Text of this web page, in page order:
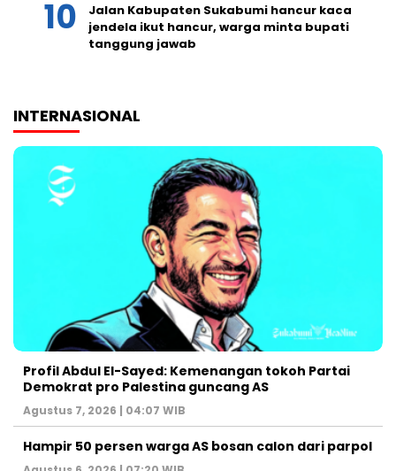
Jalan Kabupaten Sukabumi hancur kaca
jendela ikut hancur, warga minta bupati
tanggung jawab
INTERNASIONAL
Profil Abdul El-Sayed: Kemenangan tokoh Partai
Demokrat pro Palestina guncang AS
Agustus 7, 2026 | 04:07 WIB
Hampir 50 persen warga AS bosan calon dari parpol